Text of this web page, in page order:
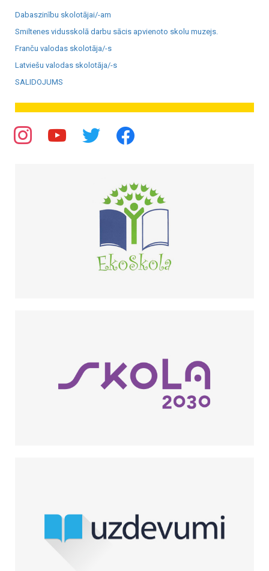
Dabaszinību skolotājai/-am
Smiltenes vidusskolā darbu sācis apvienoto skolu muzejs.
Franču valodas skolotāja/-s
Latviešu valodas skolotāja/-s
SALIDOJUMS